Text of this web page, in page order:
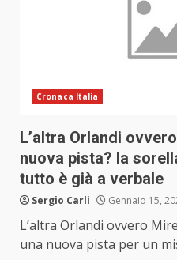
Cronaca Italia
L’altra Orlandi
nuova pista? la
tutto è già a verbale
Sergio Carli Gennaio 15,
L’altra Orlandi ovvero
una nuova pista per un